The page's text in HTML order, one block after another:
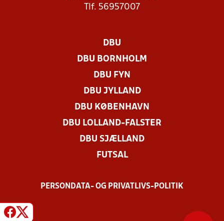
Tlf. 56957007
DBU
DBU BORNHOLM
DBU FYN
DBU JYLLAND
DBU KØBENHAVN
DBU LOLLAND-FALSTER
DBU SJÆLLAND
FUTSAL
PERSONDATA- OG PRIVATLIVS-POLITIK